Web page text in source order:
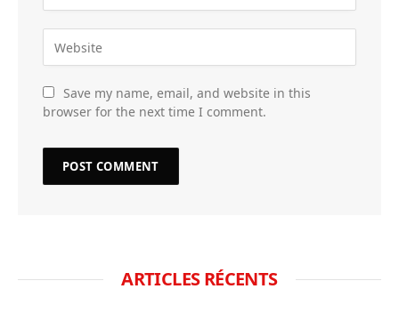
Save my name, email, and website in this
browser for the next time I comment.
ARTICLES RÉCENTS